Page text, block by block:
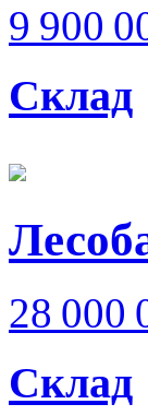
9 900
Склад
28 000
Склад